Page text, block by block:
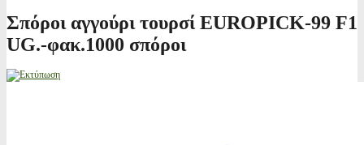
Σπόροι αγγούρι τουρσί EUROPICK-99 F1
UG.-φακ.1000 σπόροι